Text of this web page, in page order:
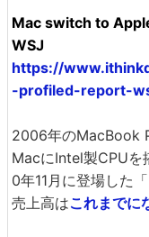
Mac switch to
WSJ
https://
-profiled-report-
2006年のMacBook
MacにIntel製CPUを
0年11月に登場した
売上高はこれまでに